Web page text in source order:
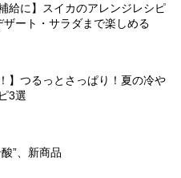
給に】スイカのアレンジレシピ
ート・サラダまで楽しめる
】つるっとさっぱり！夏の冷や
3選
”、新商品